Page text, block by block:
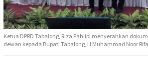
Ketua DPRD Tabalong, Riza Fahlipi menyerahkan
dewan kepada Bupati Tabalong, H Muhammad Noor